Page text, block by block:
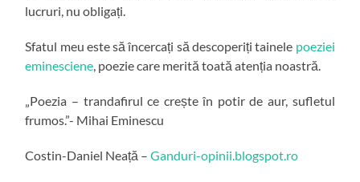
lucruri, nu obligați.
Sfatul meu este să încercați să descoperiți tainele poeziei
eminesciene , poezie care merită toată atenția noastră.
„Poezia – trandafirul ce crește în potir de aur, sufletul
frumos.”- Mihai Eminescu
Costin-Daniel Neață –Ganduri-opinii.blogspot.ro